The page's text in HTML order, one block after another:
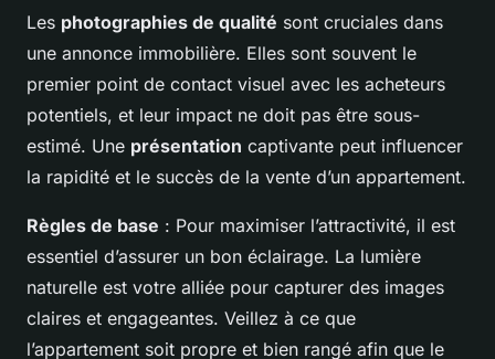
Les photographies de qualité sont cruciales dans
une annonce immobilière. Elles sont souvent le
premier point de contact visuel avec les acheteurs
potentiels, et leur impact ne doit pas être sous-
estimé. Une présentation captivante peut influencer
la rapidité et le succès de la vente d’un appartement.
Règles de base : Pour maximiser l’attractivité, il est
essentiel d’assurer un bon éclairage. La lumière
naturelle est votre alliée pour capturer des images
claires et engageantes. Veillez à ce que
l’appartement soit propre et bien rangé afin que le